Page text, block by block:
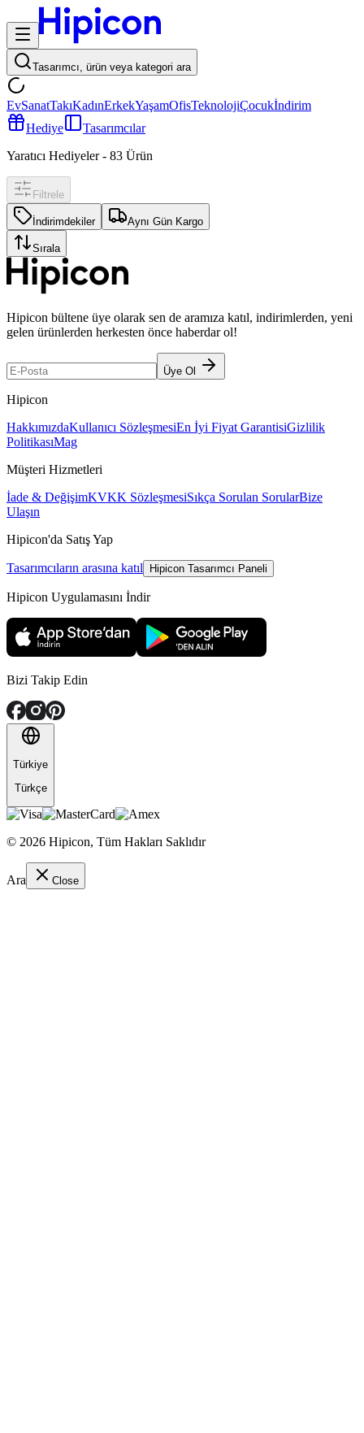
Tasarımcı, ürün veya kategori ara
EvSanatTakıKadınErkekYaşamOfisTeknolojiÇocukİndirim
Hediye
Tasarımcılar
Yaratıcı Hediyeler- 83 Ürün
Filtrele
İndirimdekiler Aynı Gün Kargo
Sırala
Hipicon bültene üye olarak sen de aramıza katıl, indirimlerden, yeni
gelen ürünlerden herkesten önce haberdar ol!
Üye Ol
Hipicon
HakkımızdaKullanıcı SözleşmesiEn İyi Fiyat GarantisiGizlilik
PolitikasıMag
Müşteri Hizmetleri
İade & DeğişimKVKK SözleşmesiSıkça Sorulan SorularBize
Ulaşın
Hipicon'da Satış Yap
Tasarımcıların arasına katıl Hipicon Tasarımcı Paneli
Hipicon Uygulamasını İndir
Bizi Takip Edin
Türkiye
Türkçe
© 2026 Hipicon, Tüm Hakları Saklıdır
Ara Close